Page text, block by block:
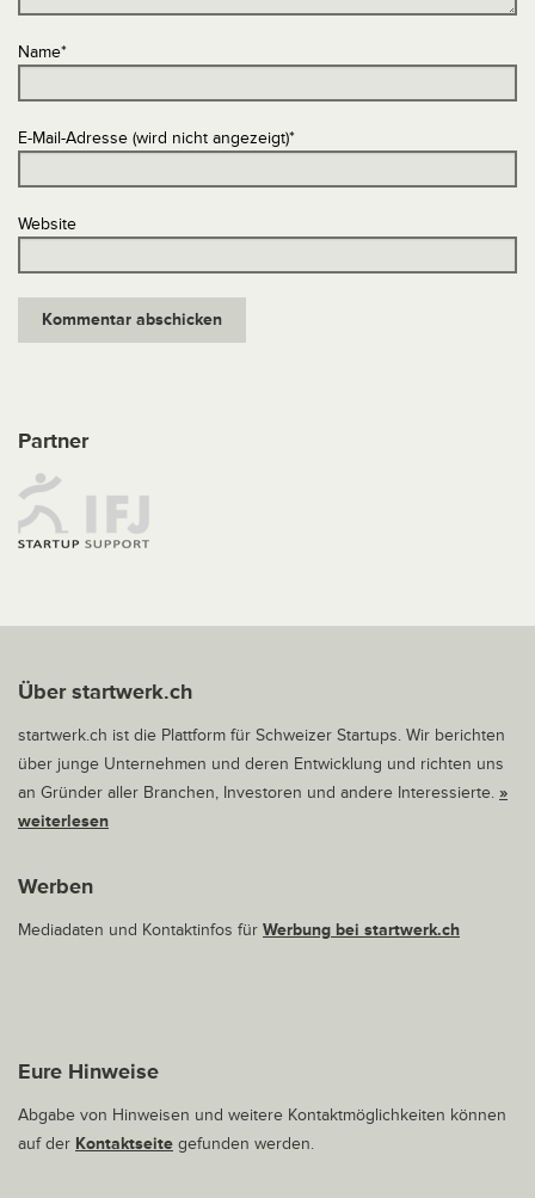
Name*
E-Mail-Adresse (wird nicht angezeigt)*
Website
Partner
Über startwerk.ch
startwerk.ch ist die Plattform für Schweizer Startups. Wir berichten
über junge Unternehmen und deren Entwicklung und richten uns
an Gründer aller Branchen, Investoren und andere Interessierte. »
weiterlesen
Werben
Mediadaten und Kontaktinfos für Werbung bei startwerk.ch
Eure Hinweise
Abgabe von Hinweisen und weitere Kontaktmöglichkeiten können
auf der Kontaktseite gefunden werden.